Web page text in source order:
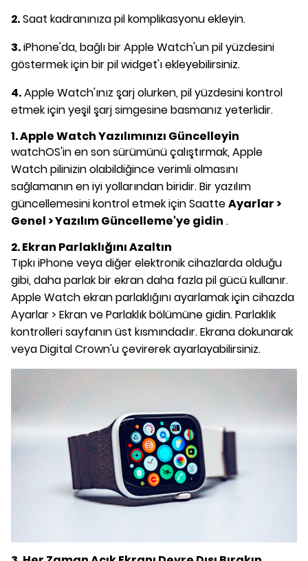
2.Saat kadranınıza pil komplikasyonu ekleyin.
3.iPhone'da, bağlı bir Apple Watch'un pil yüzdesini
göstermek için bir pil widget'ı ekleyebilirsiniz.
4.Apple Watch'ınız şarj olurken, pil yüzdesini kontrol
etmek için yeşil şarj simgesine basmanız yeterlidir.
1. Apple Watch Yazılımınızı Güncelleyin
watchOS'in en son sürümünü çalıştırmak, Apple
Watch pilinizin olabildiğince verimli olmasını
sağlamanın en iyi yollarından biridir. Bir yazılım
güncellemesini kontrol etmek için SaatteAyarlar >
Genel > Yazılım Güncelleme'ye gidin .
2. Ekran Parlaklığını Azaltın
Tıpkı iPhone veya diğer elektronik cihazlarda olduğu
gibi, daha parlak bir ekran daha fazla pil gücü kullanır.
Apple Watch ekran parlaklığını ayarlamak için cihazda
Ayarlar > Ekran ve Parlaklık bölümüne gidin. Parlaklık
kontrolleri sayfanın üst kısmındadır. Ekrana dokunarak
veya Digital Crown'u çevirerek ayarlayabilirsiniz.